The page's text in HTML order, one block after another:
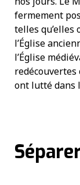
fermement
telles qu’elles
l’Église
l’Église
ont lutté dans